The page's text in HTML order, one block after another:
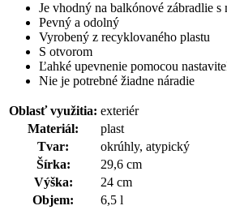
Je vhodný na balkónové zábradlie
Pevný a odolný
Vyrobený z recyklovaného plastu
S otvorom
Ľahké upevnenie pomocou
Nie je potrebné žiadne náradie
Oblasť využitia: exteriér
Materiál:
plast
Tvar:
okrúhly, atypický
Šírka:
29,6 cm
Výška:
24 cm
Objem:
6,5 l